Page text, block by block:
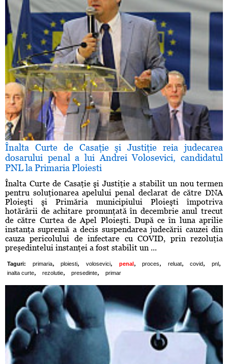
Înalta Curte de Casaţie şi Justiţie reia judecarea
dosarului penal a lui Andrei Volosevici, candidatul
PNL la Primaria Ploiesti
Înalta Curte de Casaţie şi Justiţie a stabilit un nou termen
pentru soluţionarea apelului penal declarat de către DNA
Ploieşti şi Primăria municipiului Ploieşti împotriva
hotărârii de achitare pronunţată în decembrie anul trecut
de către Curtea de Apel Ploieşti. După ce în luna aprilie
instanţa supremă a decis suspendarea judecării cauzei din
cauza pericolului de infectare cu COVID, prin rezoluţia
preşedintelui instanţei a fost stabilit un ...
Taguri: primaria, ploiesti, volosevici, penal, proces, reluat, covid, pnl ,
inalta curte, rezolutie, presedinte, primar